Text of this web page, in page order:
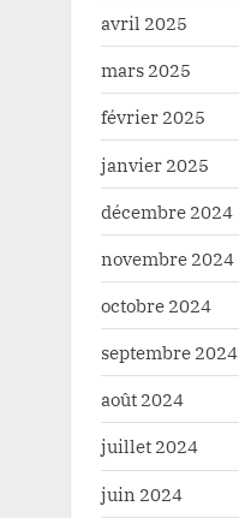
avril 2025
mars 2025
février 2025
janvier 2025
décembre 2024
novembre 2024
octobre 2024
septembre 2024
août 2024
juillet 2024
juin 2024